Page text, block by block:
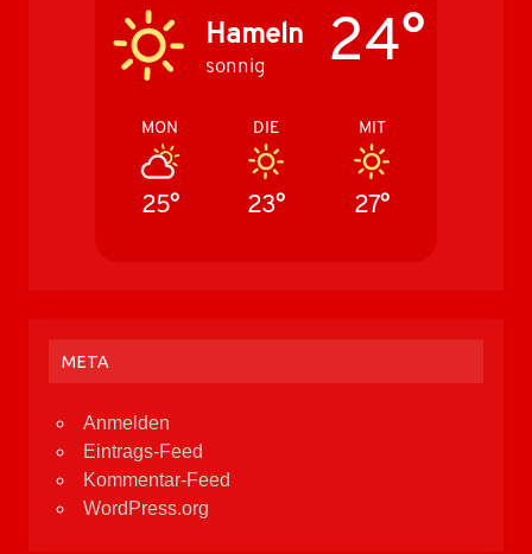
Hameln
sonnig 24°
MON
25°
DIE
23°
MIT
27°
META
Anmelden
Eintrags-Feed
Kommentar-Feed
WordPress.org